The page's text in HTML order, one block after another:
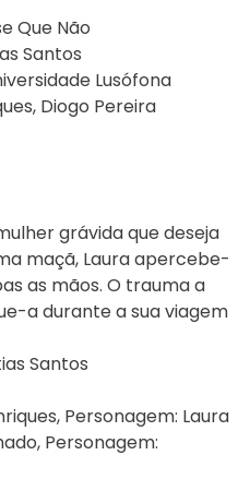
Que Não
Santos
Lusófona
Diogo Pereira
grávida que deseja
maçã, Laura apercebe-
as mãos. O trauma a
a durante a sua viagem
Santos
, Personagem: Laura
, Personagem: